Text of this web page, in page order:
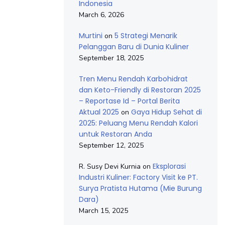
Indonesia
March 6, 2026
Murtini on 5 Strategi Menarik
Pelanggan Baru di Dunia Kuliner
September 18, 2025
Tren Menu Rendah Karbohidrat
dan Keto-Friendly di Restoran 2025
– Reportase Id – Portal Berita
Aktual 2025 on Gaya Hidup Sehat di
2025: Peluang Menu Rendah Kalori
untuk Restoran Anda
September 12, 2025
R. Susy Devi Kurnia on Eksplorasi
Industri Kuliner: Factory Visit ke PT.
Surya Pratista Hutama (Mie Burung
Dara)
March 15, 2025